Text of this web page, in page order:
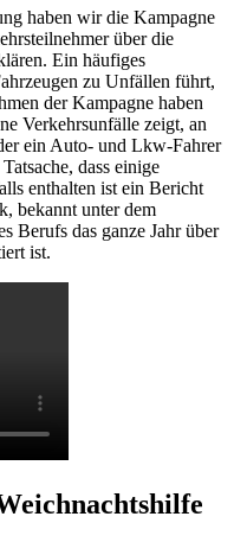
haben wir die Kampagne
über die
Ein häufiges
zu Unfällen führt,
der Kampagne haben
Verkehrsunfälle zeigt, an
ein Auto- und Lkw-Fahrer
dass einige
enthalten ist ein Bericht
bekannt unter dem
Berufs das ganze Jahr über
ist.